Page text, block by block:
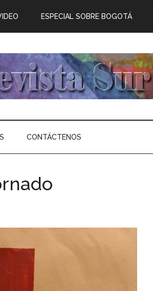
ESPECIAL SOBRE BOGOTÁ
CONTÁCTENOS